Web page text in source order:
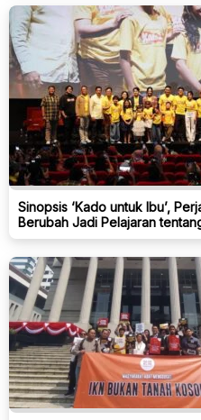
Sinopsis ‘Kado untuk Ibu’,
Berubah Jadi Pelajaran